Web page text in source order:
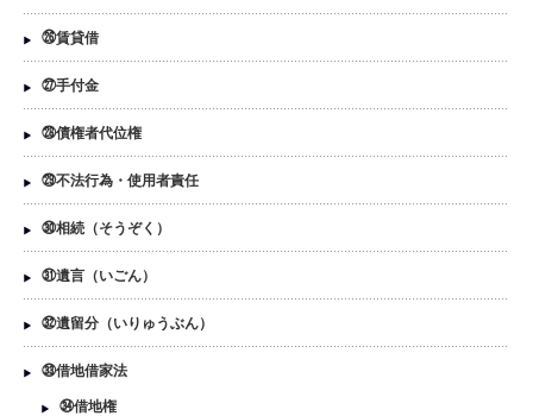
㉖賃貸借
㉗手付金
㉘債権者代位権
㉙不法行為・使用者責任
㉚相続（そうぞく）
㉛遺言（いごん）
㉜遺留分（いりゅうぶん）
㉝借地借家法
㉞借地権